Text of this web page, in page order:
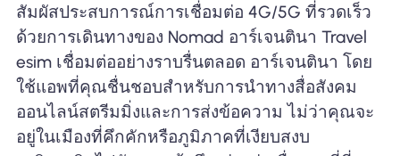
สัมผัสประสบการณ์การเชื่อมต่อ 4G/5G ที่รวดเร็ว
ด้วยการเดินทางของ Nomad อาร์เจนตินา Travel
esim เชื่อมต่ออย่างราบรื่นตลอด อาร์เจนตินา โดย
ใช้แอพที่คุณชื่นชอบสำหรับการนำทางสื่อสังคม
ออนไลน์สตรีมมิ่งและการส่งข้อความ ไม่ว่าคุณจะ
อยู่ในเมืองที่คึกคักหรือภูมิภาคที่เงียบสงบ